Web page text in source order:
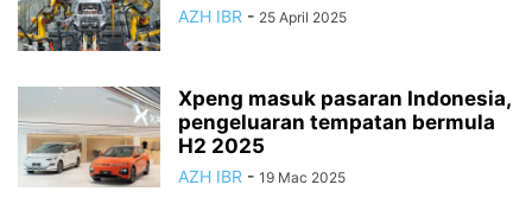
AZH IBR - 25 April 2025
Xpeng masuk pasaran Indonesia,
pengeluaran tempatan bermula
H2 2025
AZH IBR - 19 Mac 2025